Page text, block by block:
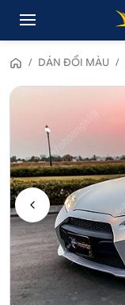
/ DÁN ĐỔI MÀU /